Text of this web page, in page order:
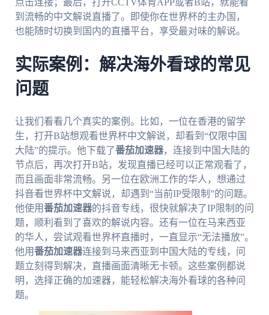
到流畅的中文解说直播了。即使你在世界杯的主办国，
也能随时切换到国内的直播平台，享受最对味的解说。
实际案例：解决海外看球的常见
问题
让我们看看几个真实的案例。比如，一位在香港的留学
生，打开B站想观看世界杯中文解说，却看到“仅限中国
大陆”的提示。他下载了番茄加速器，连接到中国大陆的
节点后，再次打开B站，发现直播已经可以正常观看了，
而且画面非常流畅。另一位在欧洲工作的华人，想通过
抖音看世界杯中文解说，却遇到“当前IP受限制”的问题。
他使用番茄加速器的抖音专线，很快就解决了IP限制的问
题，顺利看到了喜欢的解说内容。还有一位在马来西亚
的华人，尝试观看世界杯直播时，一直显示“无法播放”。
他用番茄加速器连接到马来西亚到中国大陆的专线，问
题立刻得到解决，直播画面清晰无卡顿。这些案例都说
明，选择正确的加速器，能轻松解决海外看球的各种问
题。